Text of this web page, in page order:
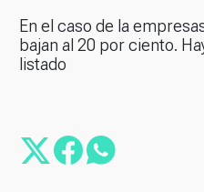
En el caso de la
bajan al 20 por ciento.
listado